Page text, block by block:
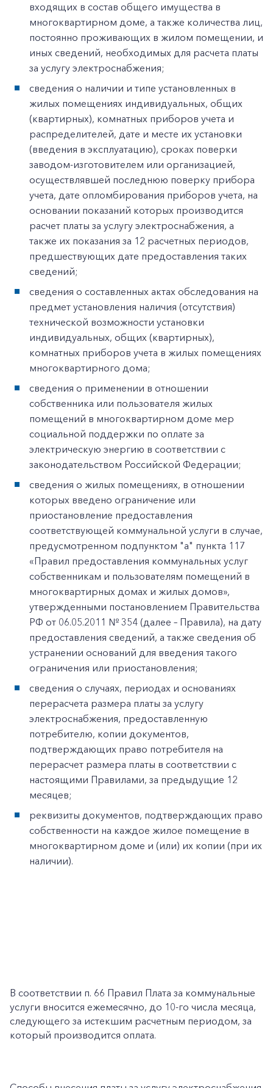
входящих в состав общего имущества в
многоквартирном доме, а также количества лиц,
постоянно проживающих в жилом помещении, и
иных сведений, необходимых для расчета платы
за услугу электроснабжения;
сведения о наличии и типе установленных в
жилых помещениях индивидуальных, общих
(квартирных), комнатных приборов учета и
распределителей, дате и месте их установки
(введения в эксплуатацию), сроках поверки
заводом-изготовителем или организацией,
осуществлявшей последнюю поверку прибора
учета, дате опломбирования приборов учета, на
основании показаний которых производится
расчет платы за услугу электроснабжения, а
также их показания за 12 расчетных периодов,
предшествующих дате предоставления таких
сведений;
сведения о составленных актах обследования на
предмет установления наличия (отсутствия)
технической возможности установки
индивидуальных, общих (квартирных),
комнатных приборов учета в жилых помещениях
многоквартирного дома;
сведения о применении в отношении
собственника или пользователя жилых
помещений в многоквартирном доме мер
социальной поддержки по оплате за
электрическую энергию в соответствии с
законодательством Российской Федерации;
сведения о жилых помещениях, в отношении
которых введено ограничение или
приостановление предоставления
соответствующей коммунальной услуги в случае,
предусмотренном подпунктом "а" пункта 117
«Правил предоставления коммунальных услуг
собственникам и пользователям помещений в
многоквартирных домах и жилых домов»,
утвержденными постановлением Правительства
РФ от 06.05.2011 № 354 (далее – Правила), на дату
предоставления сведений, а также сведения об
устранении оснований для введения такого
ограничения или приостановления;
сведения о случаях, периодах и основаниях
перерасчета размера платы за услугу
электроснабжения, предоставленную
потребителю, копии документов,
подтверждающих право потребителя на
перерасчет размера платы в соответствии с
настоящими Правилами, за предыдущие 12
месяцев;
реквизиты документов, подтверждающих право
собственности на каждое жилое помещение в
многоквартирном доме и (или) их копии (при их
наличии).
В соответствии п. 66 Правил Плата за коммунальные
услуги вносится ежемесячно, до 10-го числа месяца,
следующего за истекшим расчетным периодом, за
который производится оплата.